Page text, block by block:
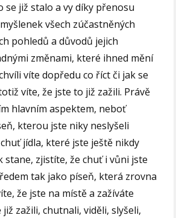
se již stalo a vy díky přenosu
všech zúčastněných
pohledů a důvodů jejich
změnami, které ihned mění
víte dopředu co říct či jak se
víte, že jste to již zažili. Právě
hlavním aspektem, neboť
kterou jste niky neslyšeli
jídla, které jste ještě nikdy
stane, zjistíte, že chuť i vůni jste
tak jako píseň, která zrovna
že jste na místě a zažíváte
zažili, chutnali, viděli, slyšeli,